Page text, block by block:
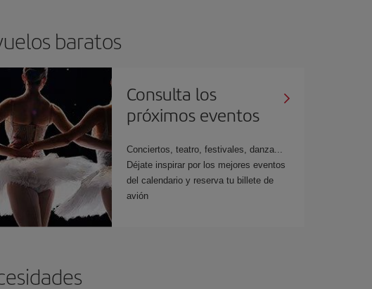
baratos
Consulta los
próximos eventos
Conciertos, teatro, festivales, danza...
Déjate inspirar por los mejores eventos
del calendario y reserva tu billete de
avión